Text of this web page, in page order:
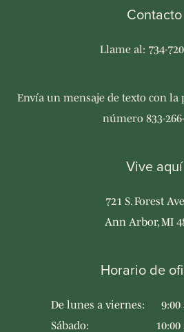
Contacto
Llame al: 734-
Envía un mensaje de texto con la
número 833-
Vive aquí
721 S. Forest
Ann Arbor, MI
Horario de
De lunes a viernes:
9:00
Sábado:
10:00